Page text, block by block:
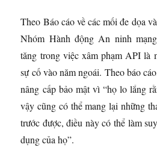
Theo Báo cáo về các mối đe dọa
Nhóm Hành động An ninh
tăng trong việc xâm phạm API là
sự cố vào năm ngoái. Theo báo
nâng cấp bảo mật vì “họ lo lắng
vậy cũng có thể mang lại những
trước được, điều này có thể làm
dụng của họ”.